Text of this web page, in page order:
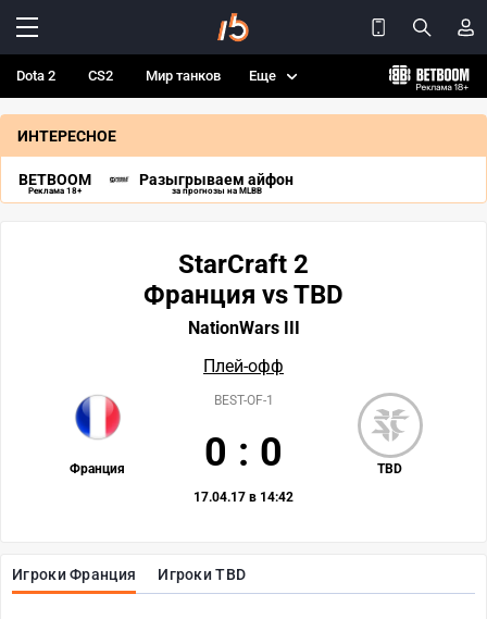
Dota 2 CS2 Мир танков Еще
ИНТЕРЕСНОЕ
BETBOOM
Реклама 18+
Разыгрываем айфон
за прогнозы на MLBB
Игроки Франция Игроки TBD
StarCraft 2
Франция vs TBD
NationWars III
Плей-офф
Франция TBD
BEST-OF-1
0 : 0
17.04.17 в 14:42